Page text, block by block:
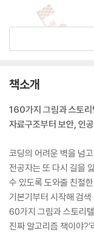
책소개
160가지 그림과 스토
자료구조부터 보안, 인
코딩의 어려운 벽을 넘고
전공자는 또 다시 길을
수 있도록 도와줄 친절
기본기부터 시작해 검
60가지 그림과 스토리
진짜 알고리즘 책이야